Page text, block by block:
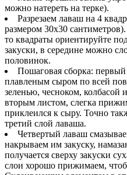
можно натереть на терке).
Разрезаем лаваш на 4
размером 30х30
то квадраты ориентируйте
закуски, в середине можно
половинок.
Пошаговая сборка:
плавленым сыром по всей
зеленью, чесноком,
вторым листом, слегка
приклеился к сыру. Точно
третий слой лаваша.
Четвертый лаваш
накрываем им закуску,
получается сверху закуски
слои хорошо прижимаем,